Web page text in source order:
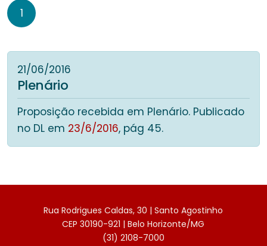
1
21/06/2016
Plenário
Proposição recebida em Plenário. Publicado
no DL em 23/6/2016, pág 45.
Rua Rodrigues Caldas, 30 | Santo Agostinho
CEP 30190-921 | Belo Horizonte/MG
(31) 2108-7000